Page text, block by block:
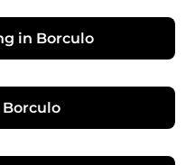
in Borculo
Borculo